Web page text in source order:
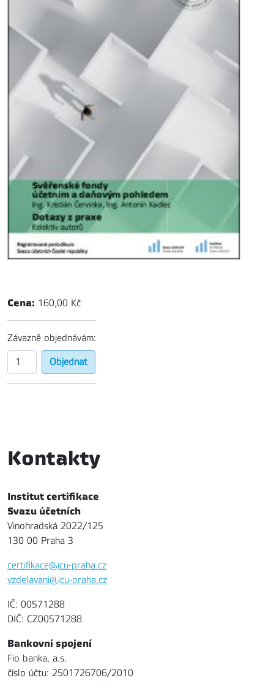
Cena: 160,00 Kč
Závazně objednávám:
Kontakty
Institut certifikace
Svazu účetních
Vinohradská 2022/125
130 00 Praha 3
certifikace@icu-praha.cz
vzdelavani@icu-praha.cz
IČ: 00571288
DIČ: CZ00571288
Bankovní spojení
Fio banka, a.s.
číslo účtu: 2501726706/2010